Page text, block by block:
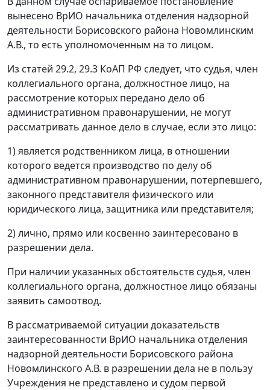
вынесено ВрИО начальника отделения надзорной
деятельности Борисовского района Новомлинским
А.В., то есть уполномоченным на то лицом.
Из статей 29.2, 29.3 КоАП РФ следует, что судья, член
коллегиального органа, должностное лицо, на
рассмотрение которых передано дело об
административном правонарушении, не могут
рассматривать данное дело в случае, если это лицо:
1) является родственником лица, в отношении
которого ведется производство по делу об
административном правонарушении, потерпевшего,
законного представителя физического или
юридического лица, защитника или представителя;
2) лично, прямо или косвенно заинтересовано в
разрешении дела.
При наличии указанных обстоятельств судья, член
коллегиального органа, должностное лицо обязаны
заявить самоотвод.
В рассматриваемой ситуации доказательств
заинтересованности ВрИО начальника отделения
надзорной деятельности Борисовского района
Новомлинского А.В. в разрешении дела не в пользу
Учреждения не представлено и судом первой